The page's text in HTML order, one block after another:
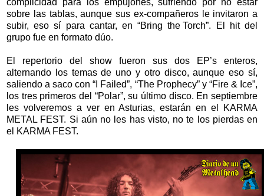
sobre las tablas, aunque sus ex-compañeros le invitaron a
subir, eso sí para cantar, en “Bring the Torch”. El hit del
grupo fue en formato dúo.
El repertorio del show fueron sus dos EP’s enteros,
alternando los temas de uno y otro disco, aunque eso sí,
saliendo a saco con “I Failed”, “The Prophecy” y “Fire & Ice”,
los tres primeros del “Polar”, su último disco. En septiembre
les volveremos a ver en Asturias, estarán en el KARMA
METAL FEST. Si aún no les has visto, no te los pierdas en
el KARMA FEST.